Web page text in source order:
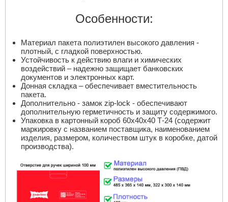
Особенности:
Материал пакета полиэтилен высокого давления -
плотный, с гладкой поверхностью.
Устойчивость к действию влаги и химических
воздействий – надежно защищает банковских
документов и электронных карт.
Донная складка – обеспечивает вместительность
пакета.
Дополнительно - замок zip-lock - обеспечивают
дополнительную герметичность и защиту содержимого.
Упаковка в картонный короб 60х40х40 Т-24 (содержит
маркировку с названием поставщика, наименованием
изделия, размером, количеством штук в коробке, датой
производства).